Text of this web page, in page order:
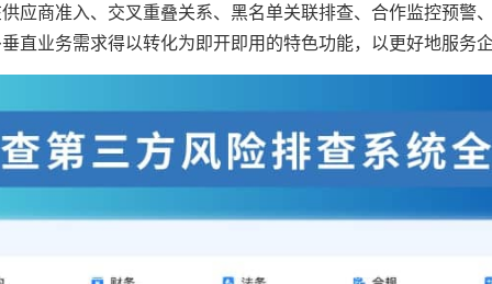
应商准入、交叉重叠关系、黑名单关联排查、合作监控预警
直业务需求得以转化为即开即用的特色功能，以更好地服务